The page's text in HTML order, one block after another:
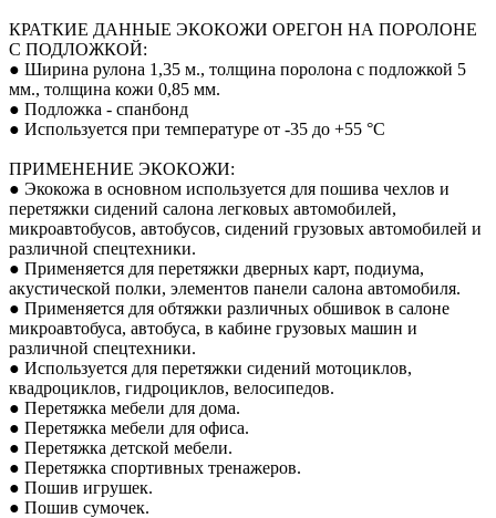
КРАТКИЕ ДАННЫЕ ЭКОКОЖИ ОРЕГОН НА ПОРОЛОНЕ
С ПОДЛОЖКОЙ:
● Ширина рулона 1,35 м., толщина поролона с подложкой 5
мм., толщина кожи 0,85 мм.
● Подложка - спанбонд
● Используется при температуре от -35 до +55 °С
ПРИМЕНЕНИЕ ЭКОКОЖИ:
● Экокожа в основном используется для пошива чехлов и
перетяжки сидений салона легковых автомобилей,
микроавтобусов, автобусов, сидений грузовых автомобилей и
различной спецтехники.
● Применяется для перетяжки дверных карт, подиума,
акустической полки, элементов панели салона автомобиля.
● Применяется для обтяжки различных обшивок в салоне
микроавтобуса, автобуса, в кабине грузовых машин и
различной спецтехники.
● Используется для перетяжки сидений мотоциклов,
квадроциклов, гидроциклов, велосипедов.
● Перетяжка мебели для дома.
● Перетяжка мебели для офиса.
● Перетяжка детской мебели.
● Перетяжка спортивных тренажеров.
● Пошив игрушек.
● Пошив сумочек.